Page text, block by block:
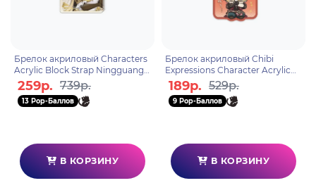
Брелок акриловый Characters
Acrylic Block Strap Ningguang
6974696611366
259р. 739р.
13 Pop-Баллов
В КОРЗИНУ
Брелок акриловый Chibi
Expressions Character Acrylic
Keychain Thoma 6974696611342
189р. 529р.
9 Pop-Баллов
В КОРЗИНУ